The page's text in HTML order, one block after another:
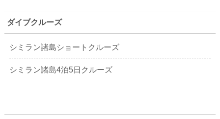
ダイブクルーズ
シミラン諸島ショートクルーズ
シミラン諸島4泊5日クルーズ